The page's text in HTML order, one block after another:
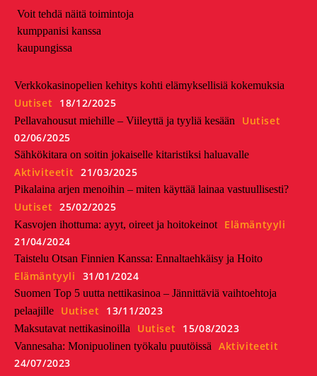
Voit tehdä näitä toimintoja
kumppanisi kanssa
kaupungissa
Verkkokasinopelien kehitys kohti elämyksellisiä kokemuksia
Uutiset 18/12/2025
Pellavahousut miehille – Viileyttä ja tyyliä kesään
Uutiset
02/06/2025
Sähkökitara on soitin jokaiselle kitaristiksi haluavalle
Aktiviteetit 21/03/2025
Pikalaina arjen menoihin – miten käyttää lainaa vastuullisesti?
Uutiset 25/02/2025
Kasvojen ihottuma: ayyt, oireet ja hoitokeinot
Elämäntyyli
21/04/2024
Taistelu Otsan Finnien Kanssa: Ennaltaehkäisy ja Hoito
Elämäntyyli 31/01/2024
Suomen Top 5 uutta nettikasinoa – Jännittäviä vaihtoehtoja
pelaajille
Uutiset 13/11/2023
Maksutavat nettikasinoilla Uutiset 15/08/2023
Vannesaha: Monipuolinen työkalu puutöissä Aktiviteetit
24/07/2023